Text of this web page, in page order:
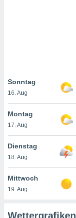
nicht
von
und
auf
klicken.
Sonntag
16. Aug
Montag
17. Aug
Dienstag
18. Aug
Mittwoch
19. Aug
Wettergrafiken